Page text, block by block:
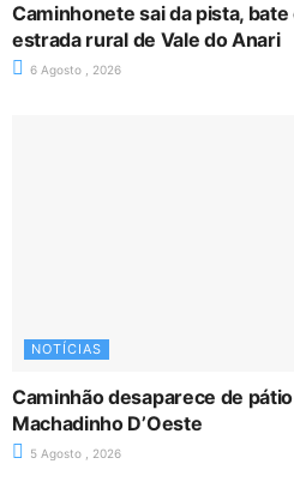
Caminhonete sai da pista,
estrada rural de Vale do Anari
6 Agosto , 2026
NOTÍCIAS
Caminhão desaparece de
Machadinho D’Oeste
5 Agosto , 2026